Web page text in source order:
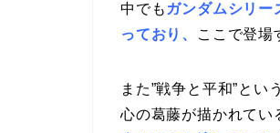
中でも ガンダムシリー
っており、
ここで登場
また”戦争と平和”と
心の葛藤が描かれてい